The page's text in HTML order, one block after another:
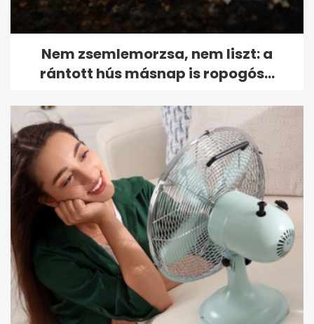
Nem zsemlemorzsa, nem liszt: a
rántott hús másnap is ropogós...